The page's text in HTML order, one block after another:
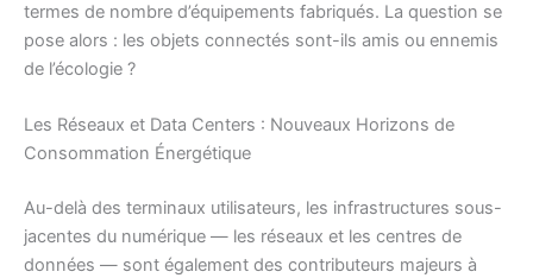
termes de nombre d’équipements fabriqués. La question se
pose alors : les objets connectés sont-ils amis ou ennemis
de l’écologie ?
Les Réseaux et Data Centers : Nouveaux Horizons de
Consommation Énergétique
Au-delà des terminaux utilisateurs, les infrastructures sous-
jacentes du numérique — les réseaux et les centres de
données — sont également des contributeurs majeurs à